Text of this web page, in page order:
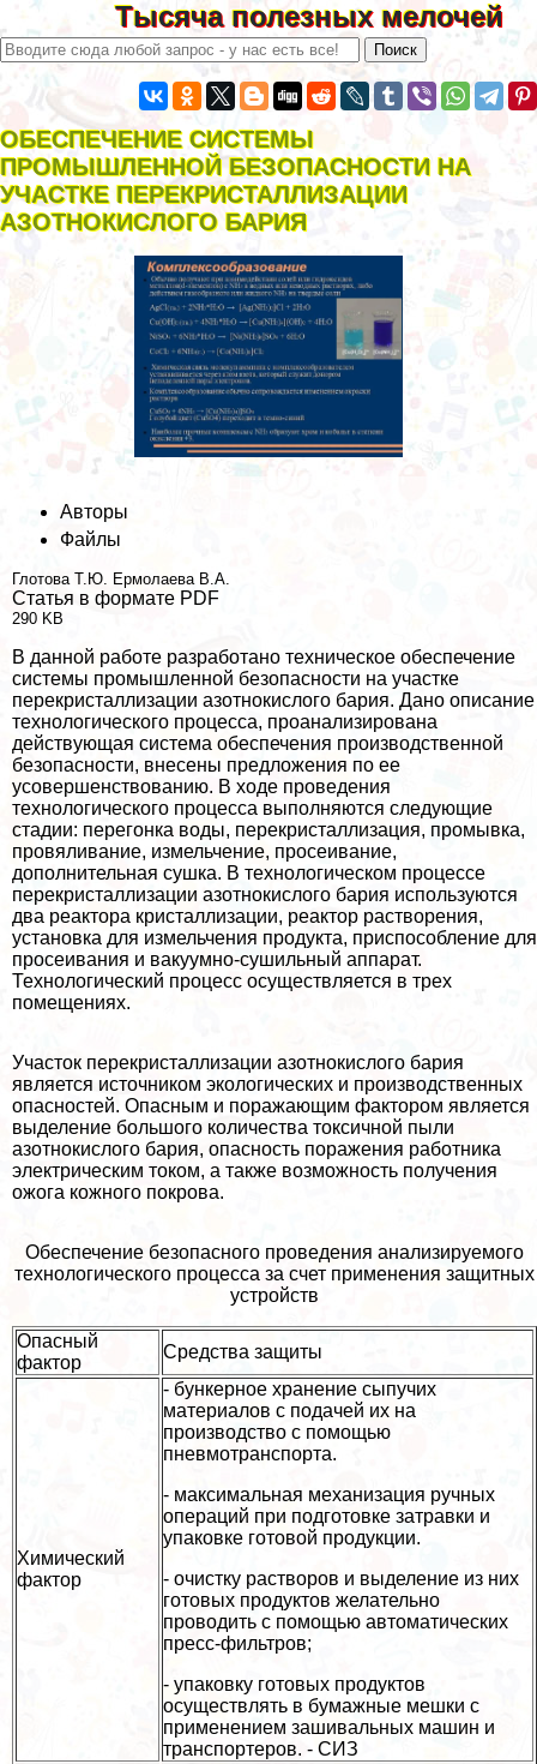
Тысяча полезных мелочей
ОБЕСПЕЧЕНИЕ СИСТЕМЫ
ПРОМЫШЛЕННОЙ БЕЗОПАСНОСТИ НА
УЧАСТКЕ ПЕРЕКРИСТАЛЛИЗАЦИИ
АЗОТНОКИСЛОГО БАРИЯ
Авторы
Файлы
Глотова Т.Ю. Ермолаева В.А.
Статья в формате PDF
290 KB
В данной работе разработано техническое обеспечение
системы промышленной безопасности на участке
перекристаллизации азотнокислого бария. Дано описание
технологического процесса, проанализирована
действующая система обеспечения производственной
безопасности, внесены предложения по ее
усовершенствованию. В ходе проведения
технологического процесса выполняются следующие
стадии: перегонка воды, перекристаллизация, промывка,
провяливание, измельчение, просеивание,
дополнительная сушка. В технологическом процессе
перекристаллизации азотнокислого бария используются
два реактора кристаллизации, реактор растворения,
установка для измельчения продукта, приспособление для
просеивания и вакуумно-сушильный аппарат.
Технологический процесс осуществляется в трех
помещениях.
Участок перекристаллизации азотнокислого бария
является источником экологических и производственных
опасностей. Опасным и поражающим фактором является
выделение большого количества токсичной пыли
азотнокислого бария, опасность поражения работника
электрическим током, а также возможность получения
ожога кожного покрова.
Обеспечение безопасного проведения анализируемого
технологического процесса за счет применения защитных
устройств
Опасный
фактор
Средства защиты
Химический
фактор
- бункерное хранение сыпучих
материалов с подачей их на
производство с помощью
пневмотрaнcпорта.
- максимальная механизация ручных
операций при подготовке затравки и
упаковке готовой продукции.
- очистку растворов и выделение из них
готовых продуктов желательно
проводить с помощью автоматических
пресс-фильтров;
- упаковку готовых продуктов
осуществлять в бумажные мешки с
применением зашивальных машин и
трaнcпортеров. - СИЗ